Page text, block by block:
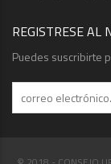
REGISTRESE AL
Puedes suscribirte